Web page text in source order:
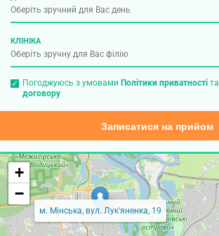
КЛІНІКА
Погоджуюсь з умовами Політики приватностіта
договору
Записатися на прийом
м. Мінська, вул. Лук'яненка, 19
+
−